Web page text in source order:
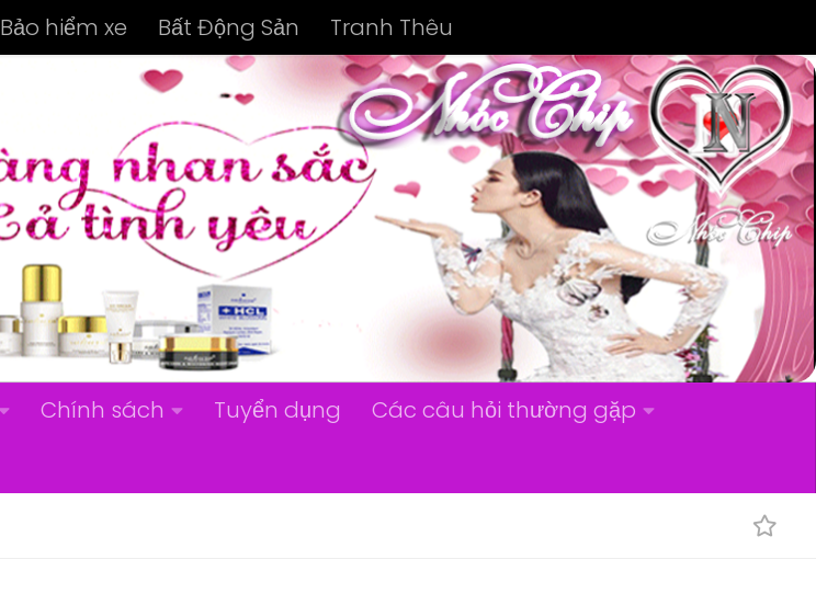
Bảo hiểm xe Bất Động Sản Tranh Thêu
Chính sách Tuyển dụng
Các câu hỏi thường gặp